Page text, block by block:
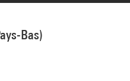
Bas)
Service de la documentation